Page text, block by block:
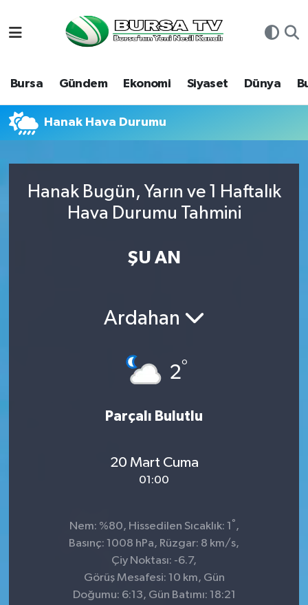
Bursa Gündem Ekonomi Siyaset Dünya
Hanak Hava Durumu
Hanak Bugün, Yarın ve 1 Haftalık
Hava Durumu Tahmini
ŞU AN
Ardahan
2°
Parçalı Bulutlu
20 Mart Cuma
01:00
Nem: %80, Hissedilen Sıcaklık: 1 ° ,
Basınç: 1008 hPa, Rüzgar: 8 km/s,
Çiy Noktası: -6.7,
Görüş Mesafesi: 10 km, Gün
Doğumu: 6:13, Gün Batımı: 18:21
Bursa
Dünya
Ekonomi
Hava Durumu
Namaz Vakitleri
Süper Lig Puan Durumu ve Fikstür
Son Dakika Haberleri